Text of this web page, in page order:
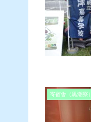
寄宿舎（黒潮寮）